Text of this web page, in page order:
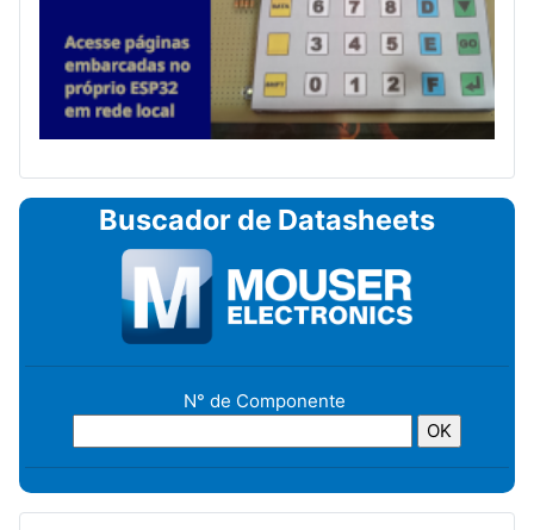
Buscador de Datasheets
N° de Componente